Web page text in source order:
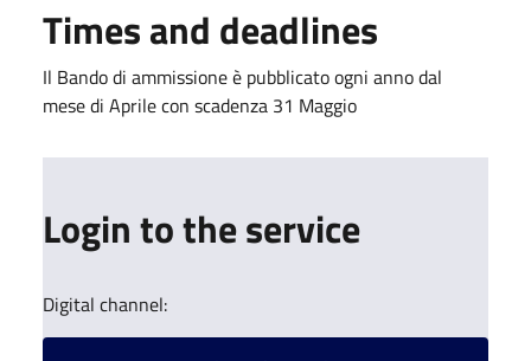
Times and deadlines
Il Bando di ammissione è pubblicato ogni anno dal
mese di Aprile con scadenza 31 Maggio
Login to the service
Digital channel: